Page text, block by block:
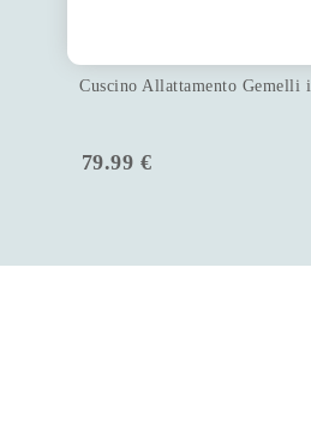
Cuscino Allattamento Gemelli
79.99 €